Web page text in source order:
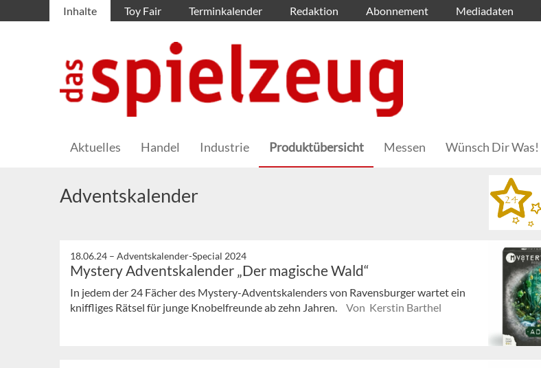
Inhalte Toy Fair Terminkalender Redaktion Abonnement Mediadaten
Aktuelles Handel Industrie Produktübersicht Messen Wünsch Dir Was!
Adventskalender
18.06.24 – Adventskalender-Special 2024
Mystery Adventskalender „Der magische Wald“
In jedem der 24 Fächer des Mystery-Adventskalenders von Ravensburger wartet ein
kniffliges Rätsel für junge Knobelfreunde ab zehn Jahren.
Von Kerstin Barthel